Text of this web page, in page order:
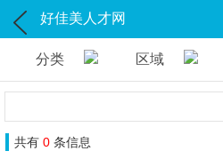
好佳美人才网
分类 区域
共有 0 条信息